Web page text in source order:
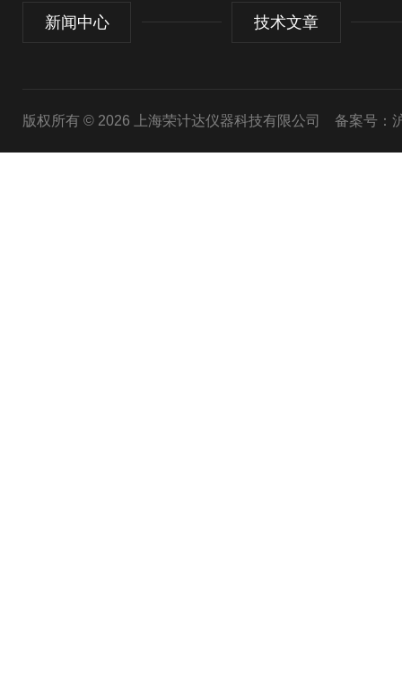
新闻中心 技术文章
版权所有 © 2026 上海荣计达仪器科技有限公司 备案号：